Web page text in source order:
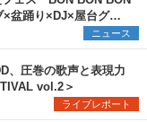
盆踊り×DJ×屋台グル
間
ニュース
、圧巻の歌声と表現力
vol.2＞
ライブレポート